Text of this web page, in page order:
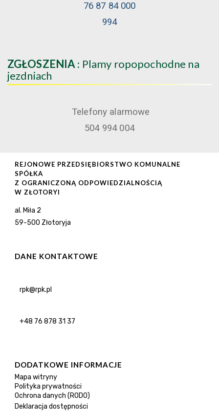
76 87 84 000
994
ZGŁOSZENIA : Plamy ropopochodne na
jezdniach
Telefony alarmowe
504 994 004
REJONOWE PRZEDSIĘBIORSTWO KOMUNALNE
SPÓŁKA
Z OGRANICZONĄ ODPOWIEDZIALNOŚCIĄ
W ZŁOTORYI
al. Miła 2
59-500 Złotoryja
DANE KONTAKTOWE
rpk@rpk.pl
+48 76 878 31 37
DODATKOWE INFORMACJE
Mapa witryny
Polityka prywatności
Ochrona danych (RODO)
Deklaracja dostępności